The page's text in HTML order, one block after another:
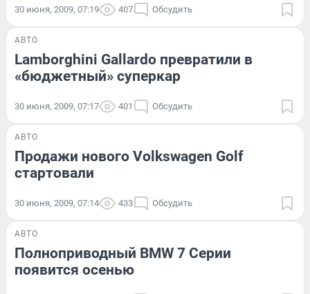
30 июня, 2009, 07:19 407 Обсудить
АВТО
Lamborghini Gallardo превратили в
«бюджетный» суперкар
30 июня, 2009, 07:17 401 Обсудить
АВТО
Продажи нового Volkswagen Golf
стартовали
30 июня, 2009, 07:14 433 Обсудить
АВТО
Полноприводный BMW 7 Серии
появится осенью